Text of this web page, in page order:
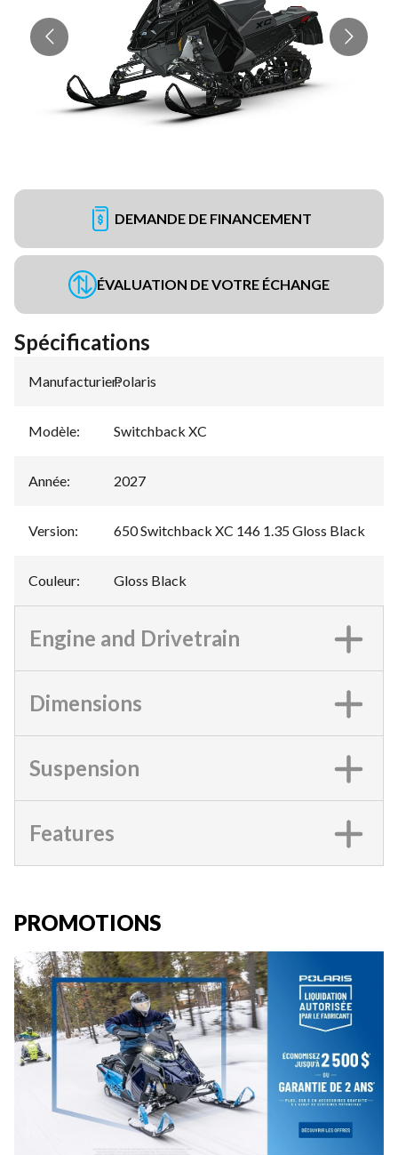
DEMANDE DE FINANCEMENT
ÉVALUATION DE VOTRE ÉCHANGE
Spécifications
Manufacturier:
Polaris
Modèle: Switchback XC
Année: 2027
Version: 650 Switchback XC 146 1.35 Gloss Black
Couleur: Gloss Black
Engine and Drivetrain
Dimensions
Suspension
Features
PROMOTIONS